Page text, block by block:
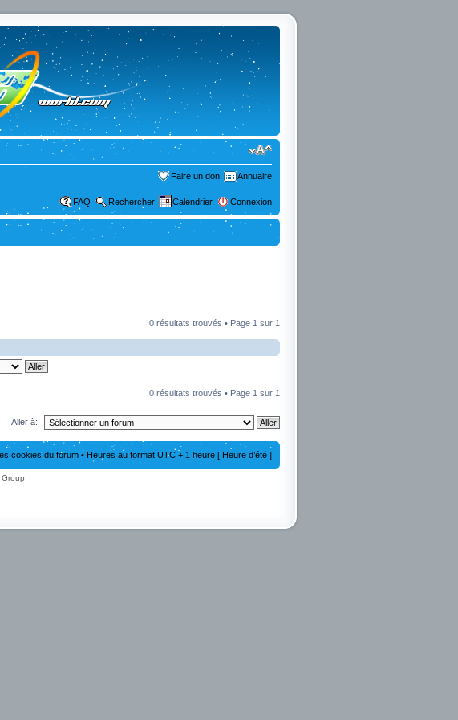
Faire un don Annuaire
FAQ Rechercher Calendrier Connexion
0 résultats trouvés • Page 1 sur 1
0 résultats trouvés • Page 1 sur 1
Aller à:
cookies du forum • Heures au format UTC + 1 heure [ Heure d’été ]